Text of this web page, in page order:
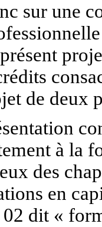
sur une
de deux
à la
des
en
dit «